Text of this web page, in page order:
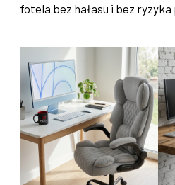
fotela bez hałasu i bez